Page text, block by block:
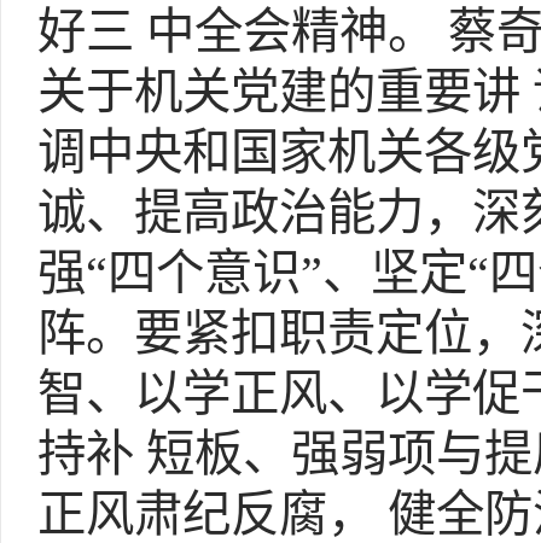
好三 中全会精神。 蔡
关于机关党建的重要
调中央和国家机关各
诚、提高政治能力，深
强“四个意识”、坚定“
阵。要紧扣职责定位
智、以学正风、以学
持补 短板、强弱项与
正风肃纪反腐， 健全